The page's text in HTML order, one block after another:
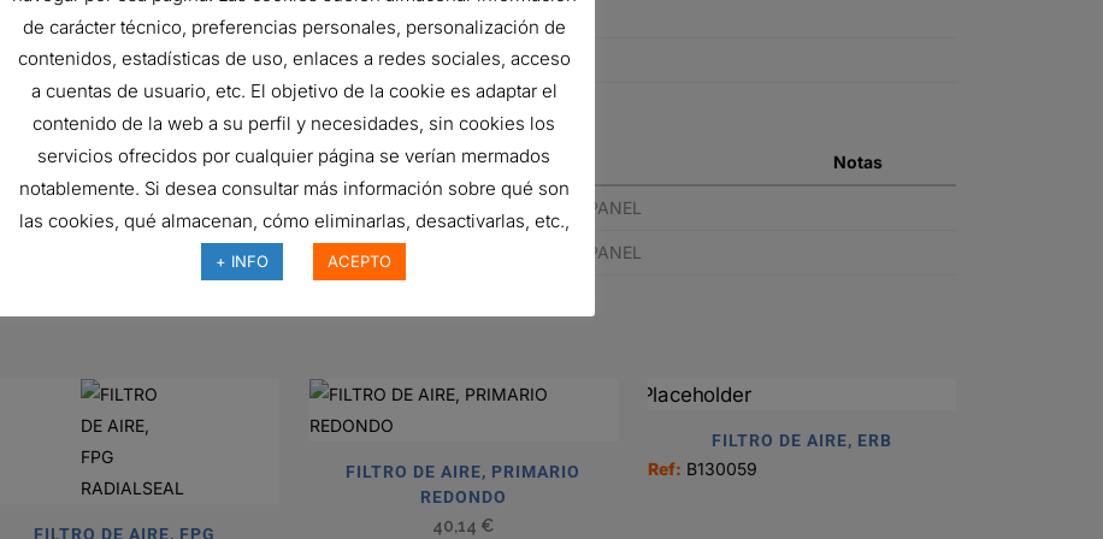
Panel
N° de pieza del fabricante Descripción Notas
AIR FILTER, PANEL
AIR FILTER, PANEL
FILTRO DE AIRE, FPG
FILTRO DE AIRE, PRIMARIO
REDONDO
40,14 €
FILTRO DE AIRE, ERB
Ref: B130059
de carácter técnico, preferencias personales, personalización de
contenidos, estadísticas de uso, enlaces a redes sociales, acceso
a cuentas de usuario, etc. El objetivo de la cookie es adaptar el
contenido de la web a su perfil y necesidades, sin cookies los
servicios ofrecidos por cualquier página se verían mermados
notablemente. Si desea consultar más información sobre qué son
las cookies, qué almacenan, cómo eliminarlas, desactivarlas, etc.,
+ INFO ACEPTO